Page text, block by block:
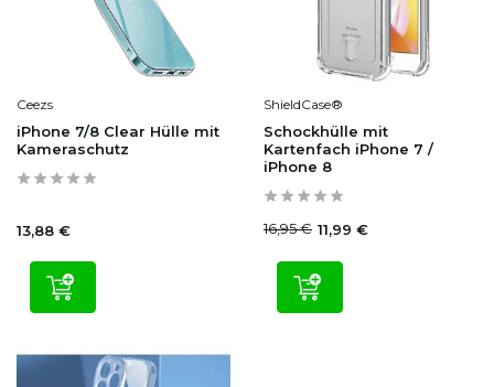
Ceezs
iPhone 7/8 Clear Hülle mit
Kameraschutz
13,88 €
ShieldCase®
Schockhülle mit
Kartenfach iPhone 7 /
iPhone 8
16,95 € 11,99 €